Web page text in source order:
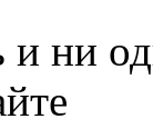
ни